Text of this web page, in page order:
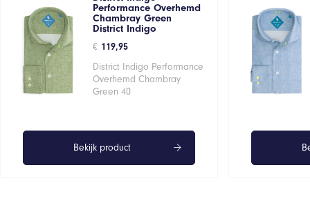
Performance Overhemd
Chambray Green
District Indigo
€ 119,95
District Indigo Performance
Overhemd Chambray
Green 40
Bekijk product